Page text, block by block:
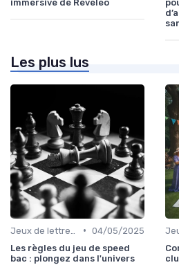
immersive de Reveleo
Les plus lus
• 04/05/2025
Les règles du jeu de speed
bac : plongez dans l'univers